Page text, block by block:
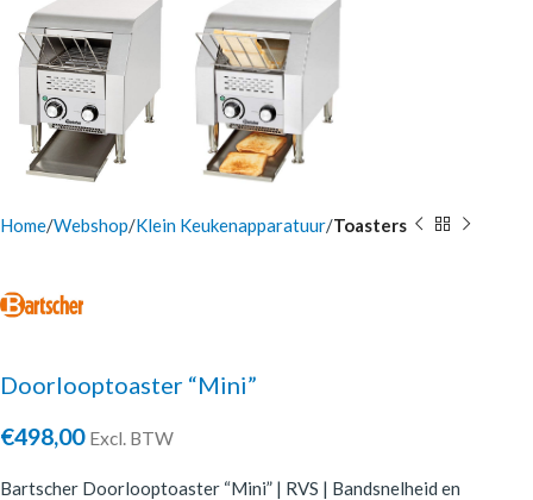
Home Webshop Klein Keukenapparatuur Toasters
Doorlooptoaster “Mini”
€498,00 Excl. BTW
Bartscher Doorlooptoaster “Mini” | RVS | Bandsnelheid en